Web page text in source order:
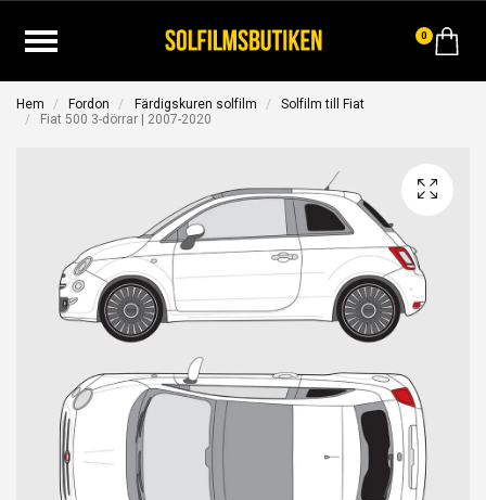
0
Hem Fordon Färdigskuren solfilm
Solfilm till Fiat
Fiat 500 3-dörrar | 2007-2020